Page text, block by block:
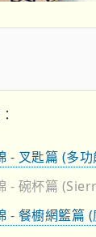
- 叉匙篇 (多
- 碗杯篇
- 餐櫥網籃篇